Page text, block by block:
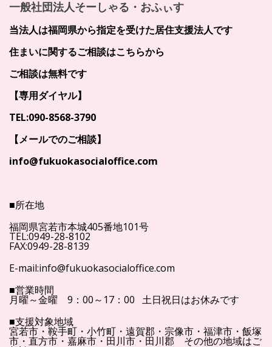
一般社団法人そーしゃる・おふぃす
当法人は福岡県から指定を受けた居住支援法人です
住まいに関するご相談はこちらから
ご相談は無料です
【専用ダイヤル】
TEL:090-8568-3790
【メールでのご相談】
info@fukuokasocialoffice.com
■所在地
福岡県宮若市本城405番地101号
TEL:0949-28-8102
FAX:0949-28-8139
E-mail:info@fukuokasocialoffice.com
■営業時間
月曜～金曜 9：00～17：00 土日祝日はお休みです
■支援対象地域
宮若市・鞍手町・小竹町・遠賀郡・宗像市・福津市・飯塚
市・直方市・嘉麻市・田川市・田川郡 その他の地域はご